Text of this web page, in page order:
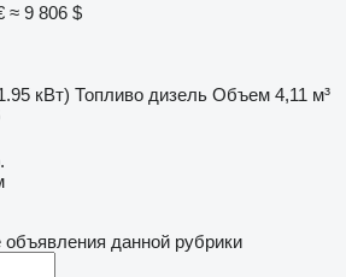
≈ 9 806 $
кВт) Топливо дизель Объем 4,11 м³
данной рубрики